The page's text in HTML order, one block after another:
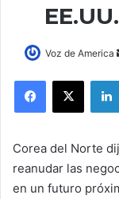
Voz de America
Corea del Norte
reanudar las
en un futuro